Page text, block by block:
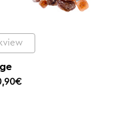
€